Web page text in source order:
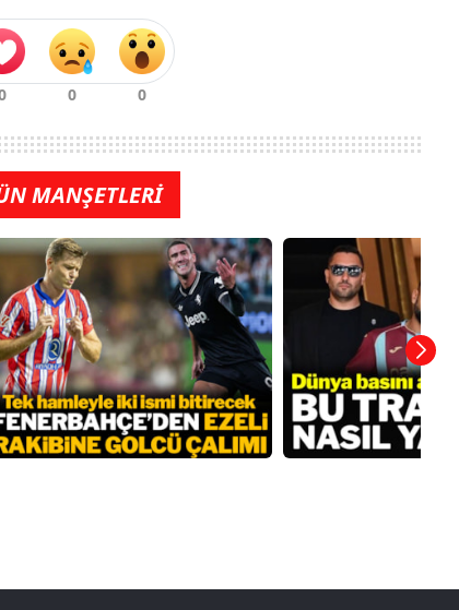
MANŞETLERİ